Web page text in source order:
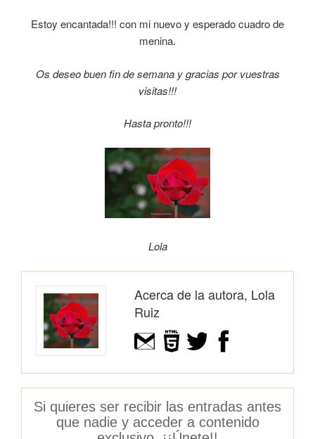
Estoy encantada!!! con mi nuevo y esperado cuadro de
menina.
Os deseo buen fin de semana y gracias por vuestras
visitas!!!
Hasta pronto!!!
Lola
Acerca de la autora, Lola
Ruiz
Si quieres ser recibir las entradas antes
que nadie y acceder a contenido